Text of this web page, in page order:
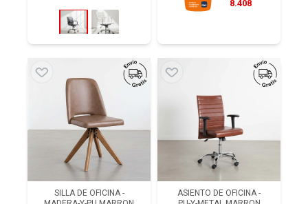
8.408
SILLA DE OFICINA -
ASIENTO DE OFICINA -